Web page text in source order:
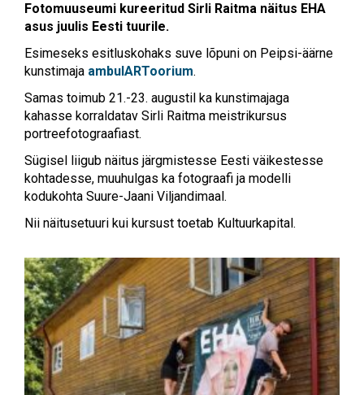
Fotomuuseumi kureeritud Sirli Raitma näitus EHA
asus juulis Eesti tuurile.
Esimeseks esitluskohaks suve lõpuni on Peipsi-äärne
kunstimaja ambulARToorium.
Samas toimub 21.-23. augustil ka kunstimajaga
kahasse korraldatav Sirli Raitma meistrikursus
portreefotograafiast.
Sügisel liigub näitus järgmistesse Eesti väikestesse
kohtadesse, muuhulgas ka fotograafi ja modelli
kodukohta Suure-Jaani Viljandimaal.
Nii näitusetuuri kui kursust toetab Kultuurkapital.